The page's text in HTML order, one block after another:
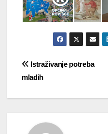
Navigacija
Istraživanje potreba
mladih